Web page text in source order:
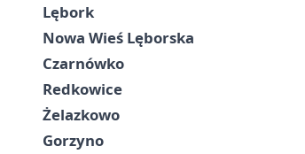
Lębork
Nowa Wieś Lęborska
Czarnówko
Redkowice
Żelazkowo
Gorzyno